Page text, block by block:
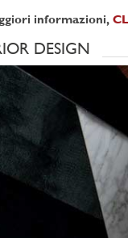
informazioni,
DESIGN